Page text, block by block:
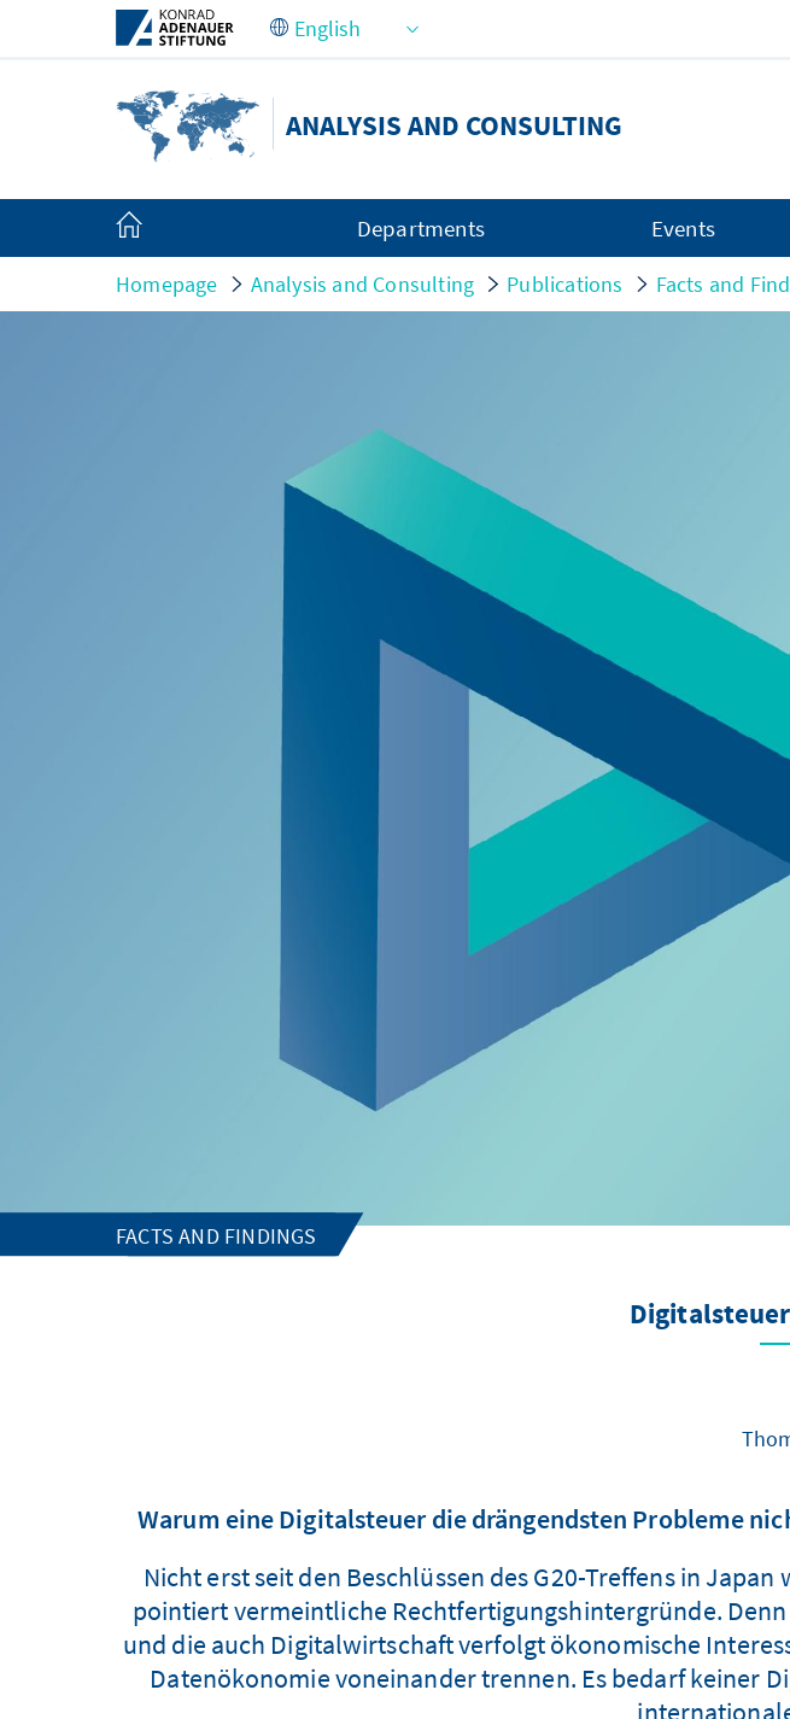
Skip to Main Content
ANALYSIS AND CONSULTING
Departments Events
Homepage Analysis and Consulting Publications Facts and
FACTS AND FINDINGS
Warum eine Digitalsteuer die drängendsten Probleme
Nicht erst seit den Beschlüssen des G20-Treffens in
pointiert vermeintliche Rechtfertigungshintergründe.
und die auch Digitalwirtschaft verfolgt ökonomische
Datenökonomie voneinander trennen. Es bedarf keiner